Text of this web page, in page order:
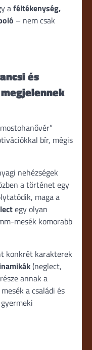
aféltékenység,
– nem csak
és
bír, mégis
nehézségek
a történet egy
maga a
egy olyan
mesék komorabb
konkrét karakterek
(neglect,
annak a
a családi és